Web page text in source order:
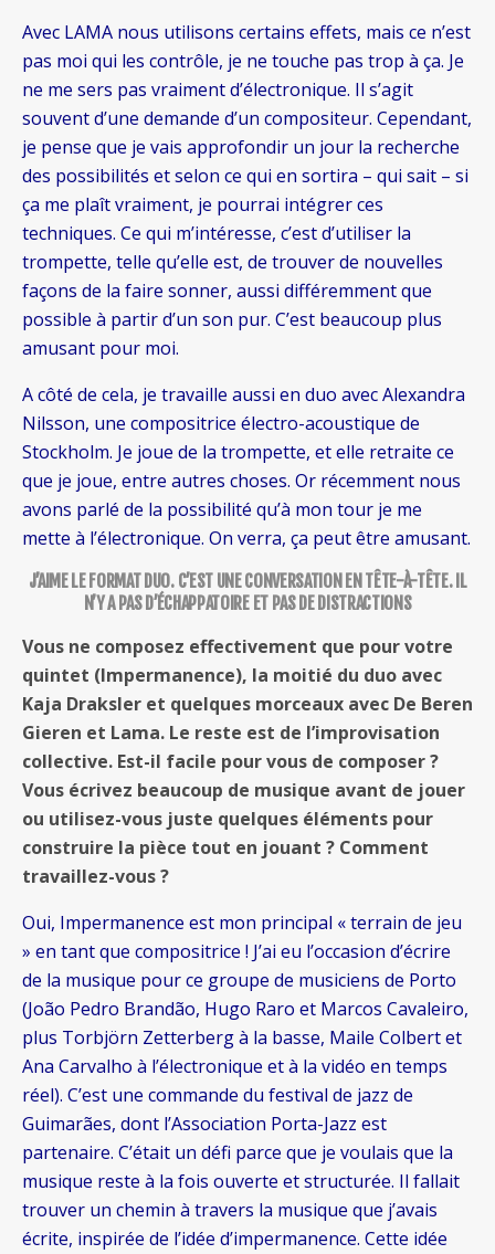
Avec LAMA nous utilisons certains effets, mais ce n’est
pas moi qui les contrôle, je ne touche pas trop à ça. Je
ne me sers pas vraiment d’électronique. Il s’agit
souvent d’une demande d’un compositeur. Cependant,
je pense que je vais approfondir un jour la recherche
des possibilités et selon ce qui en sortira – qui sait – si
ça me plaît vraiment, je pourrai intégrer ces
techniques. Ce qui m’intéresse, c’est d’utiliser la
trompette, telle qu’elle est, de trouver de nouvelles
façons de la faire sonner, aussi différemment que
possible à partir d’un son pur. C’est beaucoup plus
amusant pour moi.
A côté de cela, je travaille aussi en duo avec Alexandra
Nilsson, une compositrice électro-acoustique de
Stockholm. Je joue de la trompette, et elle retraite ce
que je joue, entre autres choses. Or récemment nous
avons parlé de la possibilité qu’à mon tour je me
mette à l’électronique. On verra, ça peut être amusant.
J’AIME LE FORMAT DUO. C’EST UNE CONVERSATION EN TÊTE-À-TÊTE. IL
N’Y A PAS D’ÉCHAPPATOIRE ET PAS DE DISTRACTIONS
Vous ne composez effectivement que pour votre
quintet (Impermanence), la moitié du duo avec
Kaja Draksler et quelques morceaux avec De Beren
Gieren et Lama. Le reste est de l’improvisation
collective. Est-il facile pour vous de composer ?
Vous écrivez beaucoup de musique avant de jouer
ou utilisez-vous juste quelques éléments pour
construire la pièce tout en jouant ? Comment
travaillez-vous ?
Oui, Impermanence est mon principal « terrain de jeu
» en tant que compositrice ! J’ai eu l’occasion d’écrire
de la musique pour ce groupe de musiciens de Porto
(João Pedro Brandão, Hugo Raro et Marcos Cavaleiro,
plus Torbjörn Zetterberg à la basse, Maile Colbert et
Ana Carvalho à l’électronique et à la vidéo en temps
réel). C’est une commande du festival de jazz de
Guimarães, dont l’Association Porta-Jazz est
partenaire. C’était un défi parce que je voulais que la
musique reste à la fois ouverte et structurée. Il fallait
trouver un chemin à travers la musique que j’avais
écrite, inspirée de l’idée d’impermanence. Cette idée